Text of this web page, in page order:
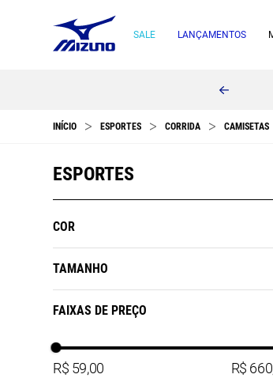
SALE LANÇAMENTOS
ESPORTES CORRIDA CAMISETAS
ESPORTES
COR
Laranja Preto Rosa Roxo
TAMANHO
P M
FAIXAS DE PREÇO
R$ 59,00 R$